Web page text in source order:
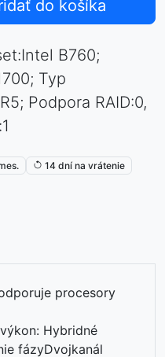
do košíka
B760;
Typ
Podpora RAID:0,
14 dní na vrátenie
procesory
Hybridné
fázyDvojkanál